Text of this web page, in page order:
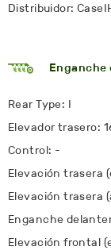
Distribuidor:
Enganche
Rear Type: I
Elevador trasero:
Control: -
Elevación trasera
Elevación trasera
Enganche
Elevación frontal